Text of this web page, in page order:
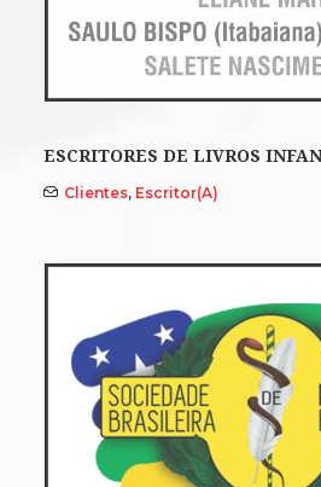
ESCRITORES DE LIVROS
Clientes, Escritor(a)